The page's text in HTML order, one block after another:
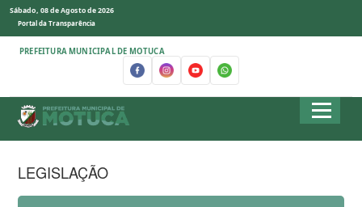
Sábado, 08 de Agosto de 2026
Portal da Transparência
PREFEITURA MUNICIPAL DE MOTUCA
LEGISLAÇÃO